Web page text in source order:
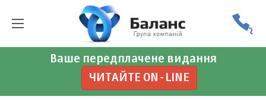
Ваше передплачене видання
ЧИТАЙТЕ ON-LINE